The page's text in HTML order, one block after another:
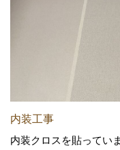
内装工事
内装クロスを貼ってい